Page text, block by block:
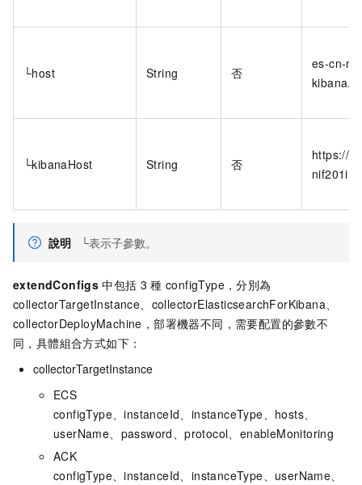
└host String 否
es-cn-
└kibanaHost String 否
https://
說明 └表示子參數。
extendConfigs 中包括 3 種 configType，分別為
collectorTargetInstance、collectorElasticsearchForKibana、
collectorDeployMachine，部署機器不同，需要配置的參數不
同，具體組合方式如下：
collectorTargetInstance
ECS
configType、instanceId、instanceType、hosts、
userName、password、protocol、enableMonitoring
ACK
configType、instanceId、instanceType、userName、